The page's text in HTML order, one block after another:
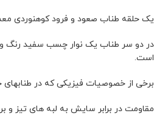
یک حلقه طناب صعود و فرود کوهنوردی معمولا۰۲ متر طول و ۵۲ تا ۵۵ میلیمتر قطر و هر متر آن دو تا سه هزار تومان
در دو سر طناب یک نوار چسب سفید رنگ
است.
برخی از خصوصیات فیزیکی که در
مقاومت در برابر سایش به لبه های تیز و